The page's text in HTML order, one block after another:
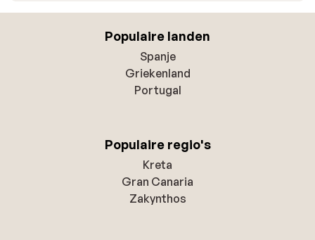
Populaire landen
Spanje
Griekenland
Portugal
Populaire regio's
Kreta
Gran Canaria
Zakynthos